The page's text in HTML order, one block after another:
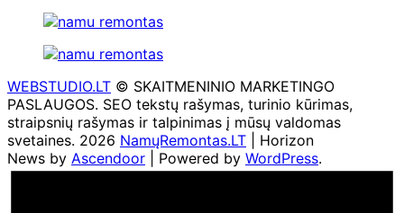
WEBSTUDIO.LT © SKAITMENINIO MARKETINGO
PASLAUGOS. SEO tekstų rašymas, turinio kūrimas,
straipsnių rašymas ir talpinimas į mūsų valdomas
svetaines. 2026 NamųRemontas.LT | Horizon
News by Ascendoor | Powered by WordPress.